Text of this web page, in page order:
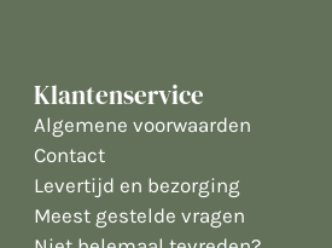
Klantenservice
Algemene voorwaarden
Contact
Levertijd en bezorging
Meest gestelde vragen